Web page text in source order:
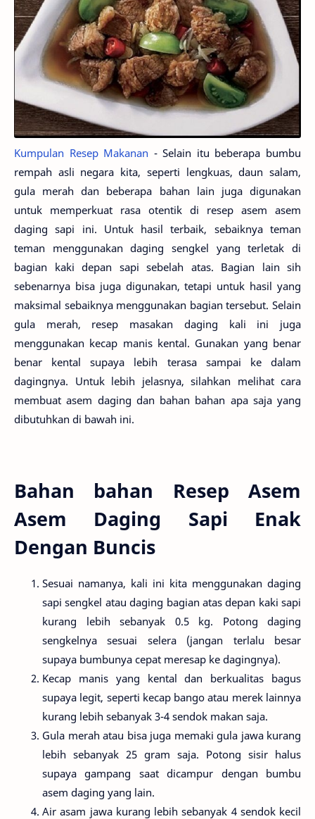
Kumpulan Resep Makanan - Selain itu beberapa bumbu
rempah asli negara kita, seperti lengkuas, daun salam,
gula merah dan beberapa bahan lain juga digunakan
untuk memperkuat rasa otentik di resep asem asem
daging sapi ini. Untuk hasil terbaik, sebaiknya teman
teman menggunakan daging sengkel yang terletak di
bagian kaki depan sapi sebelah atas. Bagian lain sih
sebenarnya bisa juga digunakan, tetapi untuk hasil yang
maksimal sebaiknya menggunakan bagian tersebut. Selain
gula merah, resep masakan daging kali ini juga
menggunakan kecap manis kental. Gunakan yang benar
benar kental supaya lebih terasa sampai ke dalam
dagingnya. Untuk lebih jelasnya, silahkan melihat cara
membuat asem daging dan bahan bahan apa saja yang
dibutuhkan di bawah ini.
Bahan bahan Resep Asem
Asem Daging Sapi Enak
Dengan Buncis
Sesuai namanya, kali ini kita menggunakan daging
sapi sengkel atau daging bagian atas depan kaki sapi
kurang lebih sebanyak 0.5 kg. Potong daging
sengkelnya sesuai selera (jangan terlalu besar
supaya bumbunya cepat meresap ke dagingnya).
Kecap manis yang kental dan berkualitas bagus
supaya legit, seperti kecap bango atau merek lainnya
kurang lebih sebanyak 3-4 sendok makan saja.
Gula merah atau bisa juga memaki gula jawa kurang
lebih sebanyak 25 gram saja. Potong sisir halus
supaya gampang saat dicampur dengan bumbu
asem daging yang lain.
Air asam jawa kurang lebih sebanyak 4 sendok kecil